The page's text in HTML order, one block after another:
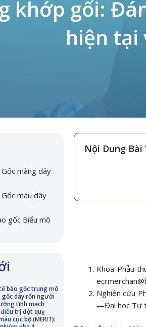
khớp gối:
hiện tại
màng dây
máu dây
gốc Biểu mô
bào gốc trung mô
gốc dây rốn người
tĩnh mạch
trị đột quỵ
cục bộ (MERIT):
Nội Dung Bài
Khoa Phẫu
Nghiên cứu
—Đại học Tự